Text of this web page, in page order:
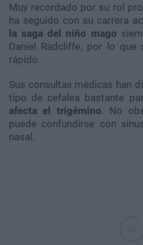
Muy recordado por su rol
ha seguido con su carrera
la saga del niño mago
Daniel Radcliffe, por lo que
rápido.
Sus consultas médicas han
tipo de cefalea bastante
afecta el trigémino. No
puede confundirse con
nasal.